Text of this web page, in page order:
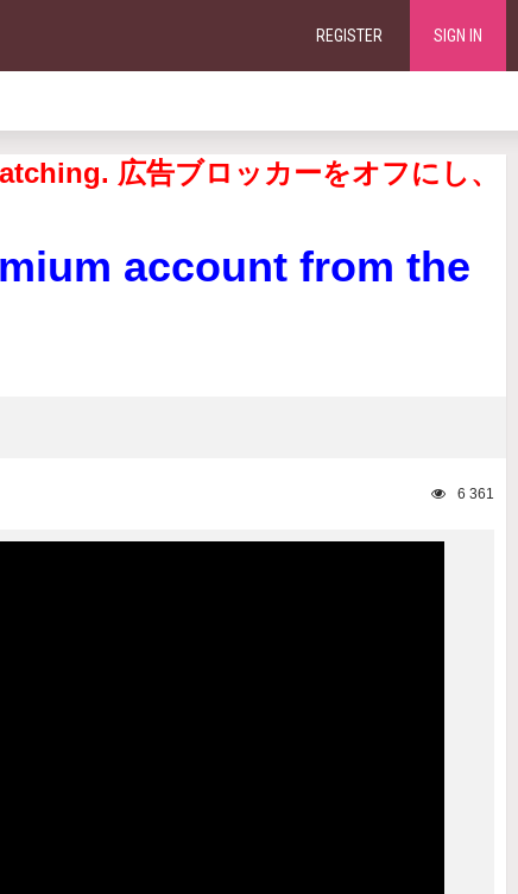
REGISTER SIGN IN
広告ブロッカーをオフにし、
account from the
6 361